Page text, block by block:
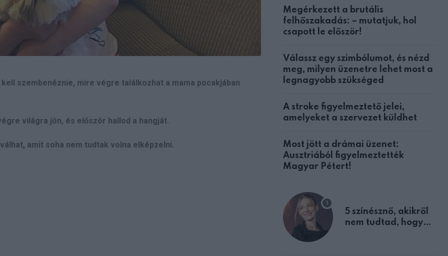
szembenéznie, mire végre találkozhat a mama pocakjában
világra jön, és először hallod a hangját.
amit soha nem tudtak volna elképzelni.
Megérkezett a brutális
felhőszakadás: – mutatjuk, hol
csapott le először!
Válassz egy szimbólumot, és nézd
meg, milyen üzenetre lehet most a
legnagyobb szükséged
A stroke figyelmeztető jelei,
amelyeket a szervezet küldhet
Most jött a drámai üzenet:
Ausztriából figyelmeztették
Magyar Pétert!
5 színésznő, akikről
nem tudtad, hogy